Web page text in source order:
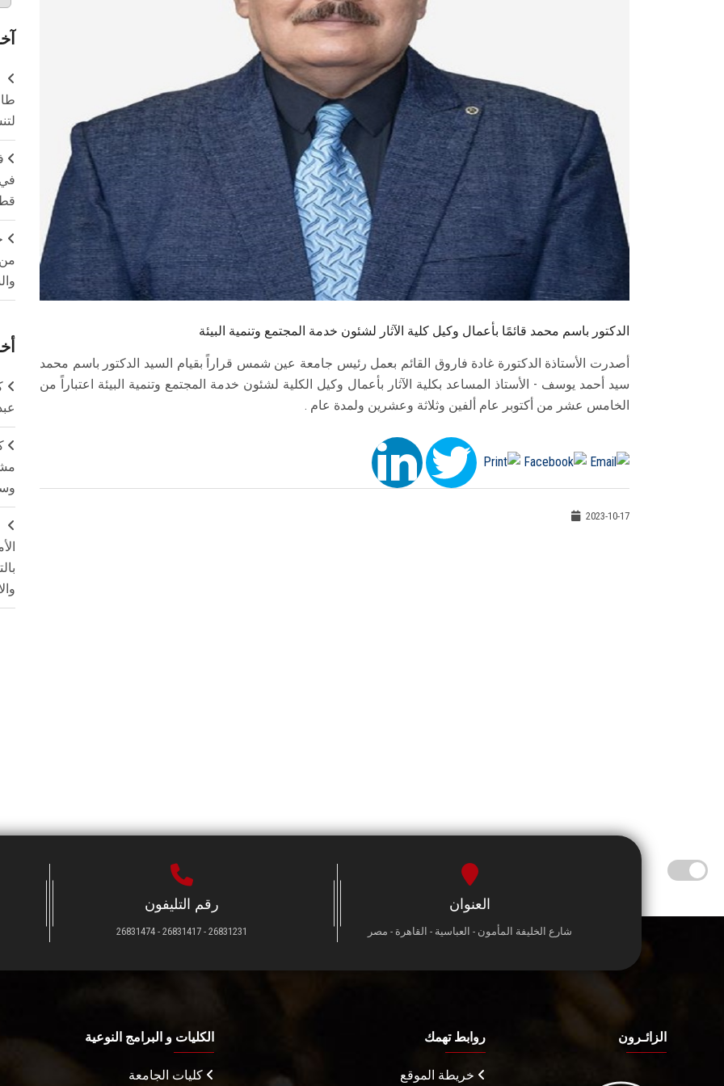
الدكتور باسم محمد قائمًا بأعمال وكيل كلية الآثار لشئون خدمة المجتمع وتنمية البيئة
أصدرت الأستاذة الدكتورة غادة فاروق القائم بعمل رئيس جامعة عين شمس قراراً بقيام السيد الدكتور باسم محمد
سيد أحمد يوسف - الأستاذ المساعد بكلية الآثار بأعمال وكيل الكلية لشئون خدمة المجتمع وتنمية البيئة اعتباراً من
الخامس عشر من أكتوبر عام ألفين وثلاثة وعشرين ولمدة عام .
2023-10-17
العنوان
شارع الخليفة المأمون - العباسية - القاهرة - مصر
رقم التليفون
26831231 - 26831417 - 26831474
الزائـرون روابط تهمك
خريطة الموقع
الكليات و البرامج النوعية
كليات الجامعة